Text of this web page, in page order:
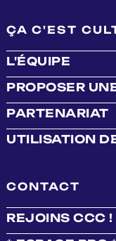
ÇA C'EST
L'ÉQUIPE
PROPOSER
PARTENARIAT
UTILISATION
CONTACT
REJOINS CCC !